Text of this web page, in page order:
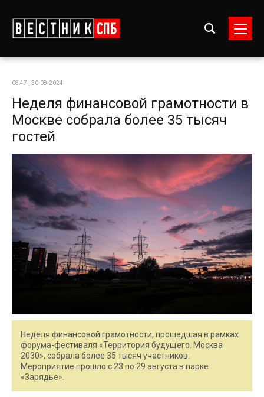
08:47 | 30-08-2024
Неделя финансовой грамотности в
Москве собрала более 35 тысяч
гостей
Неделя финансовой грамотности, прошедшая в рамках
форума-фестиваля «Территория будущего. Москва
2030», собрала более 35 тысяч участников.
Мероприятие прошло с 23 по 29 августа в парке
«Зарядье».